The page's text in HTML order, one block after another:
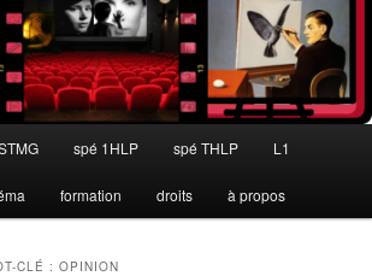
spé 1HLP spé THLP L1
formation droits à propos
CLÉ :OPINION